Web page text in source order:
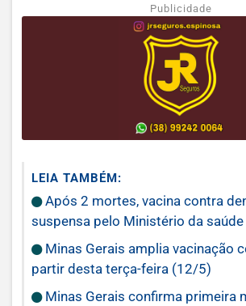
Publicidade
LEIA TAMBÉM:
Após 2 mortes, vacina contra
suspensa pelo Ministério da saúde
Minas Gerais amplia vacinação
partir desta terça-feira (12/5)
Minas Gerais confirma primeira